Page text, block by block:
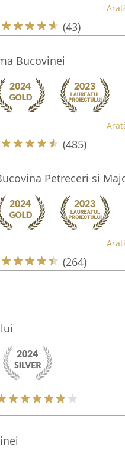
(43)
Bucovinei
(485)
Petreceri si
(264)